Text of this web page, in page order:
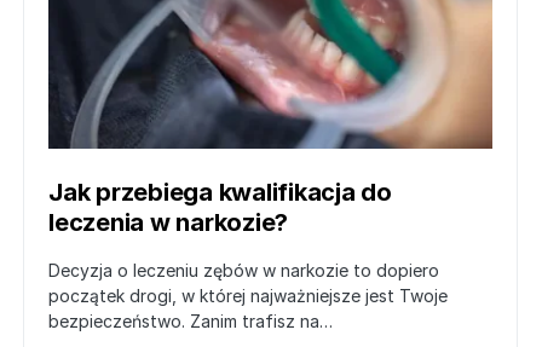
Jak przebiega kwalifikacja do
leczenia w narkozie?
Decyzja o leczeniu zębów w narkozie to dopiero
początek drogi, w której najważniejsze jest Twoje
bezpieczeństwo. Zanim trafisz na…